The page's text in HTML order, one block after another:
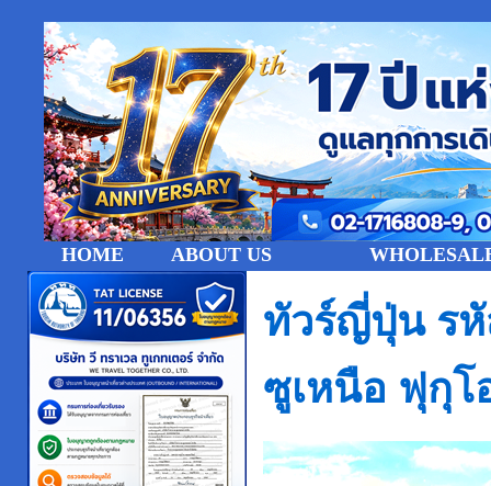
HOME ABOUT US
ทัวร์ญี่ปุ่น รหั
ซูเหนือ ฟุกุโ